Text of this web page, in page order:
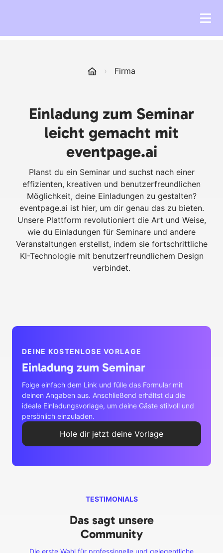
› Firma
Einladung zum Seminar
leicht gemacht mit
eventpage.ai
Planst du ein Seminar und suchst nach einer
effizienten, kreativen und benutzerfreundlichen
Möglichkeit, deine Einladungen zu gestalten?
eventpage.ai ist hier, um dir genau das zu bieten.
Unsere Plattform revolutioniert die Art und Weise,
wie du Einladungen für Seminare und andere
Veranstaltungen erstellst, indem sie fortschrittliche
KI-Technologie mit benutzerfreundlichem Design
verbindet.
DEINE KOSTENLOSE VORLAGE
Einladung zum Seminar
Folge einfach dem Link und fülle das Formular mit
deinen Angaben aus. Anschließend erhältst du die
ideale Einladungsvorlage, um deine Gäste stilvoll und
persönlich einzuladen.
Hole dir jetzt deine Vorlage
TESTIMONIALS
Das sagt unsere
Community
Die erste Wahl für professionelle und gelegentliche